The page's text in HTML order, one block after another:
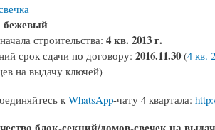
бежевый
строительства: 4 кв. 2013 г.
срок сдачи по договору: 2016.11.30 (4 кв.
на выдачу ключей)
к WhatsApp-чату 4 квартала: